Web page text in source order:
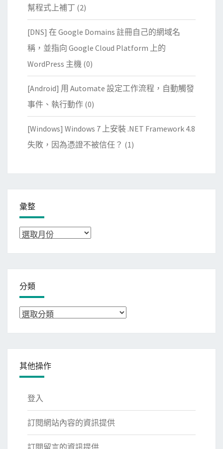
幫程式上補丁 (2)
[DNS] 在 Google Domains 註冊自己的網域名
稱，並指向 Google Cloud Platform 上的
WordPress 主機 (0)
[Android] 用 Automate 設定工作流程，自動觸發
事件、執行動作 (0)
[Windows] Windows 7 上安裝 .NET Framework 4.8
失敗，因為憑證不被信任？ (1)
彙整
彙
分類
分
其他操作
登入
訂閱網站內容的資訊提供